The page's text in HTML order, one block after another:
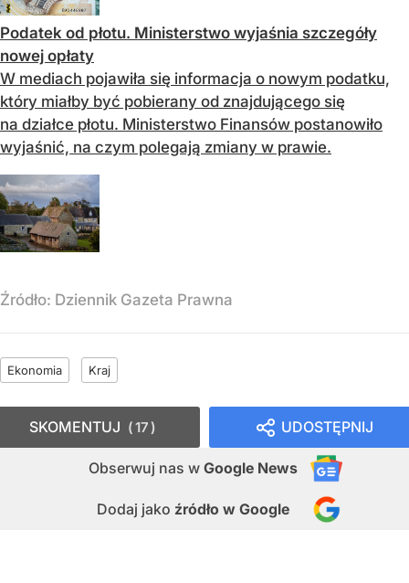
Podatek od płotu. Ministerstwo wyjaśnia szczegóły
nowej opłaty
W mediach pojawiła się informacja o nowym podatku,
który miałby być pobierany od znajdującego się
na działce płotu. Ministerstwo Finansów postanowiło
wyjaśnić, na czym polegają zmiany w prawie.
Źródło: Dziennik Gazeta Prawna
Ekonomia Kraj
UDOSTĘPNIJ
Obserwuj nas w Google News
Dodaj jako źródło w Google
SKOMENTUJ 17